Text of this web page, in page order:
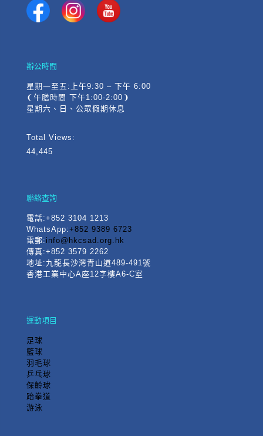
辦公時間
星期一至五:上午9:30 – 下午 6:00
❨午膳時間 下午1:00-2:00❩
星期六、日、公眾假期休息
Total Views:
44,445
聯絡查詢
電話:+852 3104 1213
WhatsApp:+852 9389 6723
電郵: info@hkcsad.org.hk
傳真:+852 3579 2262
地址:九龍長沙灣青山道489-491號
香港工業中心A座12字樓A6-C室
運動項目
足球
籃球
羽毛球
乒乓球
保齡球
跆拳道
游泳